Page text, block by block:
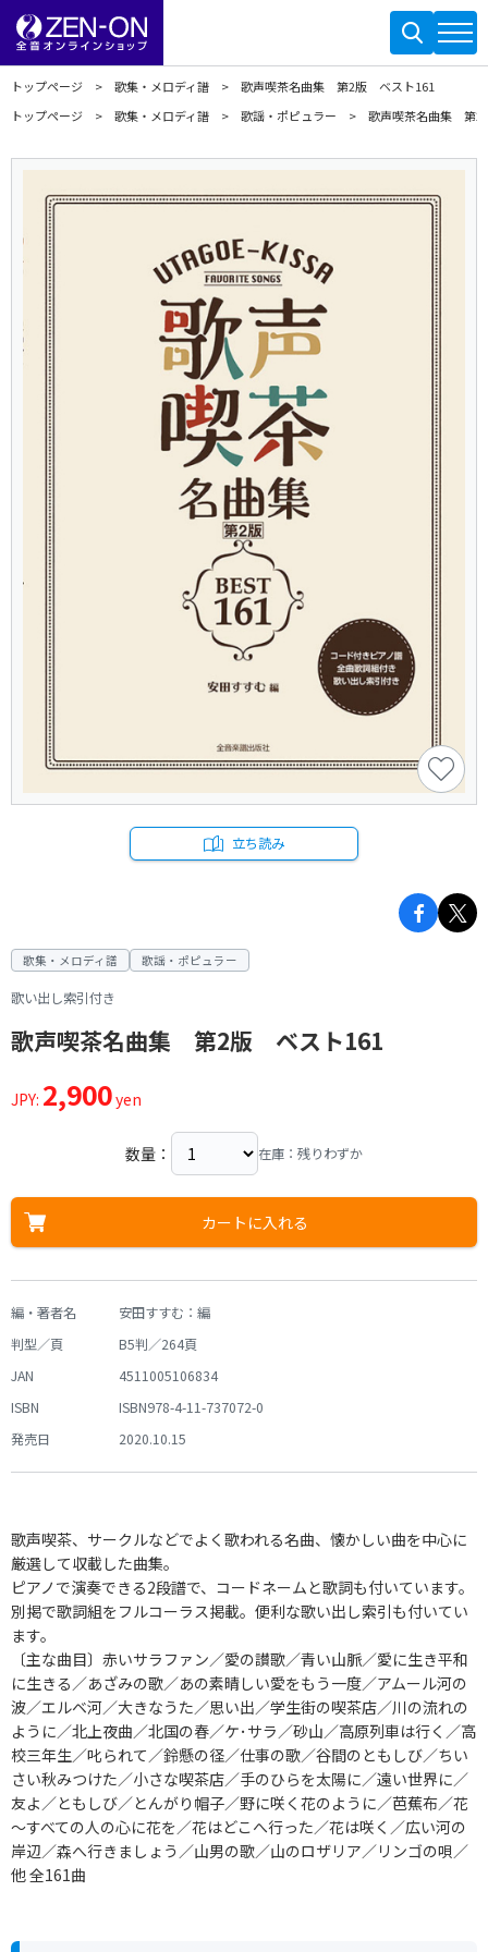
トップページ 歌集・メロディ譜
歌声喫茶名曲集 第2版 ベスト161
トップページ
歌集・メロディ譜 歌謡・ポピュラー 歌声喫茶名曲集 第
立ち読み
歌集・メロディ譜 歌謡・ポピュラー
歌い出し索引付き
歌声喫茶名曲集 第2版 ベスト161
JPY: 2,900yen
数量： 在庫：残りわずか
カートに入れる
編・著者名
安田すすむ：編
判型／頁
B5判／264頁
JAN
4511005106834
ISBN
ISBN978-4-11-737072-0
発売日
2020.10.15
歌声喫茶、サークルなどでよく歌われる名曲、懐かしい曲を中心に
厳選して収載した曲集。
ピアノで演奏できる2段譜で、コードネームと歌詞も付いています。
別掲で歌詞組をフルコーラス掲載。便利な歌い出し索引も付いてい
ます。
〔主な曲目〕赤いサラファン／愛の讃歌／青い山脈／愛に生き平和
に生きる／あざみの歌／あの素晴しい愛をもう一度／アムール河の
波／エルベ河／大きなうた／思い出／学生街の喫茶店／川の流れの
ように／北上夜曲／北国の春／ケ･サラ／砂山／高原列車は行く／高
校三年生／叱られて／鈴懸の径／仕事の歌／谷間のともしび／ちい
さい秋みつけた／小さな喫茶店／手のひらを太陽に／遠い世界に／
友よ／ともしび／とんがり帽子／野に咲く花のように／芭蕉布／花
～すべての人の心に花を／花はどこへ行った／花は咲く／広い河の
岸辺／森へ行きましょう／山男の歌／山のロザリア／リンゴの唄／
他 全161曲